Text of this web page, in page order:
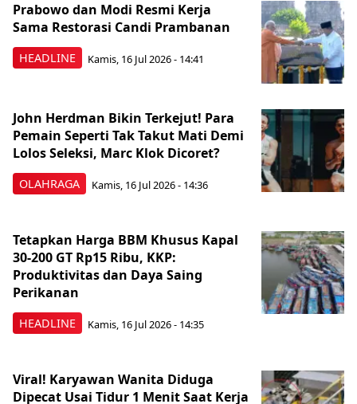
HEADLINE
Prabowo dan Modi Resmi Kerja
Sama Restorasi Candi Prambanan
Kamis, 16 Jul 2026 - 14:41
OLAHRAGA
John Herdman Bikin Terkejut! Para
Pemain Seperti Tak Takut Mati Demi
Lolos Seleksi, Marc Klok Dicoret?
Kamis, 16 Jul 2026 - 14:36
HEADLINE
Tetapkan Harga BBM Khusus Kapal
30-200 GT Rp15 Ribu, KKP:
Produktivitas dan Daya Saing
Perikanan
Kamis, 16 Jul 2026 - 14:35
Viral! Karyawan Wanita Diduga
Dipecat Usai Tidur 1 Menit Saat Kerja